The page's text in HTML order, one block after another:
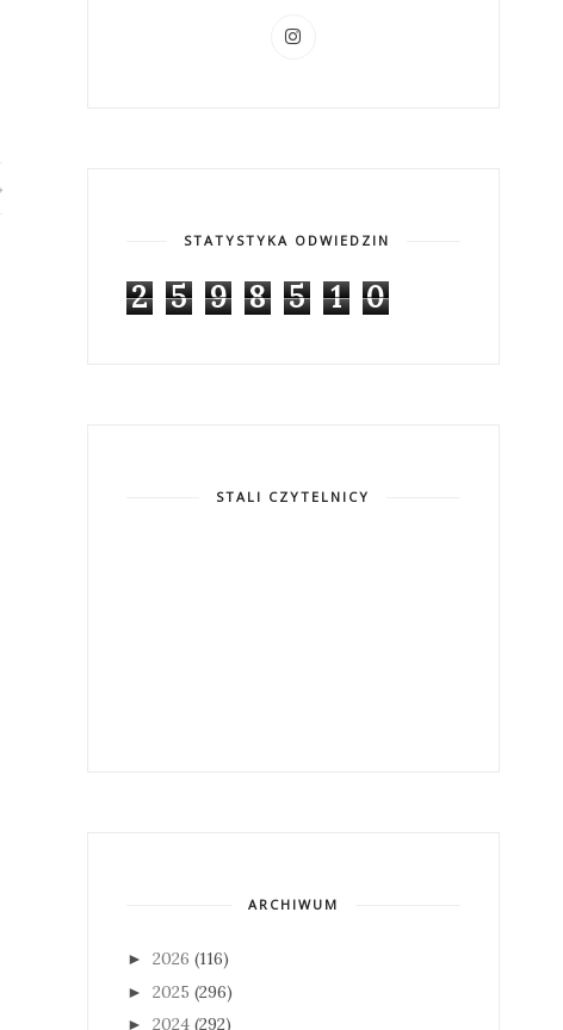
STATYSTYKA ODWIEDZIN
2 5 9 8 5 1 0
STALI CZYTELNICY
ARCHIWUM
► 2026 (116)
► 2025 (296)
► 2024 (292)